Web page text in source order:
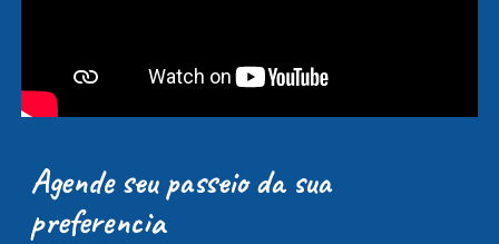
Agende seu passeio da sua
preferencia